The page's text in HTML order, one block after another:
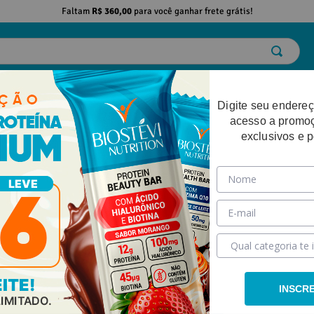
Faltam R$ 360,00para você ganhar frete grátis!
EMAGRECIMENTO DESEMPENHO FÍSICO
Digite seu
acesso a
exclusivos e